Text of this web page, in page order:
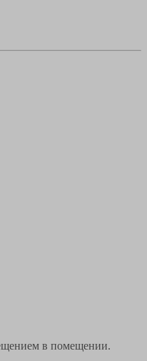
в помещении.